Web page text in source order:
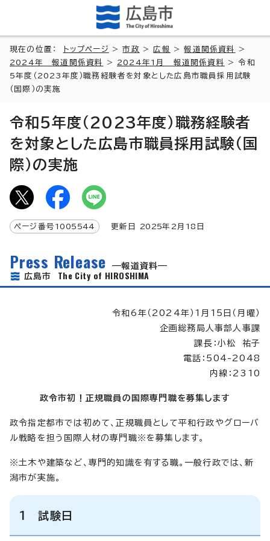
現在の位置： トップページ >市政 >広報 >報道関係資料
>
2024年 報道関係資料
> 2024年1月 報道関係資料
> 令和
5年度（2023年度）職務経験者を対象とした広島市職員採用試験
（国際）の実施
令和5年度（2023年度）職務経験者
を対象とした広島市職員採用試験（国
際）の実施
ページ番号 1005544 更新日 2025年2月 18 日
Press Release
報道資料
広島市 The City of HIROSHIMA
令和6年（2024年）1月15日（月曜）
企画総務局人事部人事課
課長：小松 祐子
電話：504-2048
内線：2310
政令市初！正規職員の国際専門職を募集します
政令指定都市では初めて、正規職員として平和行政やグローバ
ル戦略を担う国際人材の専門職※を募集します。
※土木や建築など、専門的知識を有する職。一般行政では、新
潟市が実施。
1 試験日